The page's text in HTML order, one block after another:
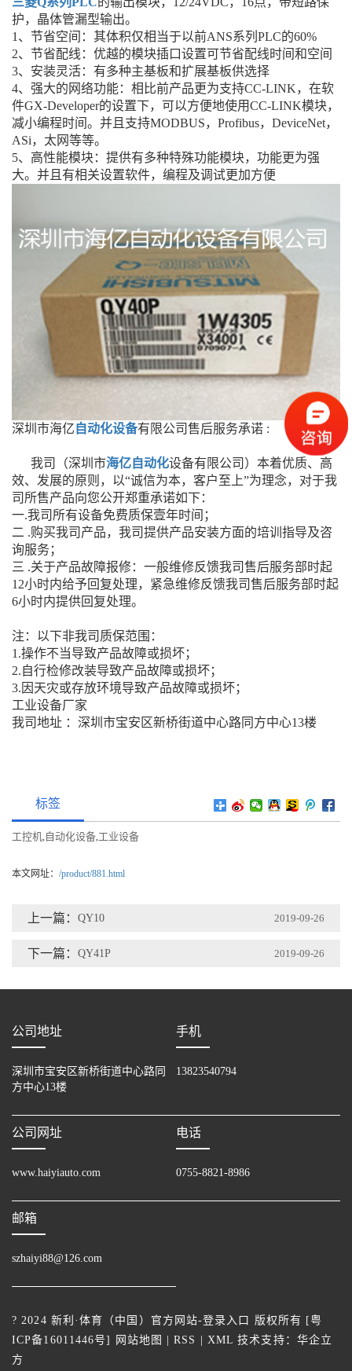
护，晶体管漏型输出。
1、节省空间：其体积仅相当于以前ANS系列PLC的60%
2、节省配线：优越的模块插口设置可节省配线时间和空间
3、安装灵活：有多种主基板和扩展基板供选择
4、强大的网络功能：相比前产品更为支持CC-LINK，在软
件GX-Developer的设置下，可以方便地使用CC-LINK模块，
减小编程时间。并且支持MODBUS，Profibus，DeviceNet，
ASi，太网等等。
5、高性能模块：提供有多种特殊功能模块，功能更为强
大。并且有相关设置软件，编程及调试更加方便
深圳市海亿 自动化设备有限公司售后服务承诺 :
我司（深圳市海亿自动化设备有限公司）本着优质、高
效、发展的原则，以“诚信为本，客户至上”为理念，对于我
司所售产品向您公开郑重承诺如下：
一.我司所有设备免费质保壹年时间；
二 .购买我司产品，我司提供产品安装方面的培训指导及咨
询服务；
三 .关于产品故障报修：一般维修反馈我司售后服务部时起
12小时内给予回复处理，紧急维修反馈我司售后服务部时起
6小时内提供回复处理。
注：以下非我司质保范围：
1.操作不当导致产品故障或损坏；
2.自行检修改装导致产品故障或损坏；
3.因天灾或存放环境导致产品故障或损坏；
工业设备厂家
我司地址 ：深圳市宝安区新桥街道中心路同方中心13楼
标签
工控机 自动化设备 工业设备
本文网址： /product/881.html
上一篇： QY10 2019-09-26
下一篇： QY41P 2019-09-26
公司地址
深圳市宝安区新桥街道中心路同
方中心13楼
手机
13823540794
公司网址
www.haiyiauto.com
电话
0755-8821-8986
邮箱
szhaiyi88@126.com
? 2024 新利·体育（中国）官方网站-登录入口 版权所有 [粤
ICP备16011446号] 网站地图 |RSS | XML 技术支持： 华企立
方